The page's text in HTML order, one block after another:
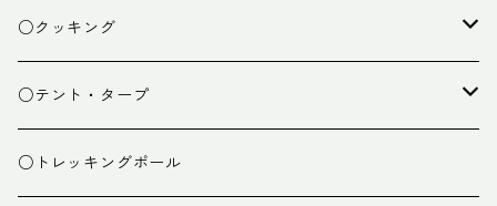
ザック
スタッフバッグ
ザック小物
○クッキング
クッカー
バーナー
○テント・タープ
テント
○トレッキングポール